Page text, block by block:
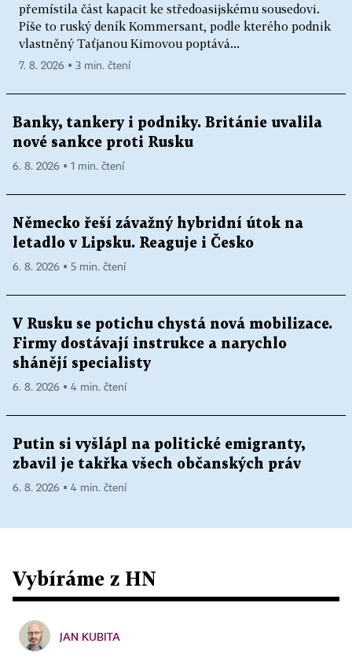
přemístila část kapacit ke středoasijskému sousedovi.
Píše to ruský deník Kommersant, podle kterého podnik
vlastněný Taťjanou Kimovou poptává...
7. 8. 2026 ▪ 3 min. čtení
Banky, tankery i podniky. Británie uvalila
nové sankce proti Rusku
6. 8. 2026 ▪ 1 min. čtení
Německo řeší závažný hybridní útok na
letadlo v Lipsku. Reaguje i Česko
6. 8. 2026 ▪ 5 min. čtení
V Rusku se potichu chystá nová mobilizace.
Firmy dostávají instrukce a narychlo
shánějí specialisty
6. 8. 2026 ▪ 4 min. čtení
Putin si vyšlápl na politické emigranty,
zbavil je takřka všech občanských práv
6. 8. 2026 ▪ 4 min. čtení
Vybíráme z HN
JAN KUBITA